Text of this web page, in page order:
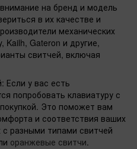
на бренд и модель
в их качестве и
механических
Kailh, Gateron и другие,
свитчей, включая
Если у вас есть
попробовать клавиатуру с
Это поможет вам
и соответствия ваших
с разными типами свитчей
оранжевые свитчи.